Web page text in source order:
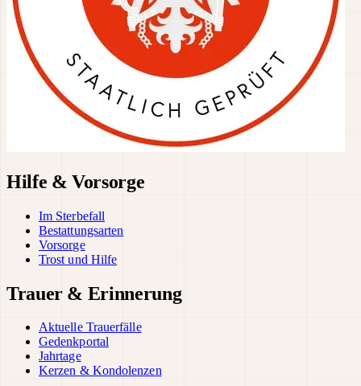
Hilfe & Vorsorge
Im Sterbefall
Bestattungsarten
Vorsorge
Trost und Hilfe
Trauer & Erinnerung
Aktuelle Trauerfälle
Gedenkportal
Jahrtage
Kerzen & Kondolenzen